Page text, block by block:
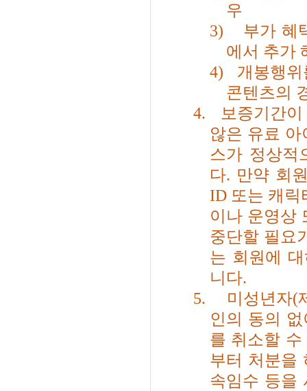
우
3)
부가 혜
에서 추가
4)
개봉행
콘텐츠의
4.
보증기간이
않은 유료 아
스가 정상적
다. 만약 회
ID 또는 캐
이나 운영상
중단할 필요
는 회원에
니다.
5.
미성년자(
인의 동의
를 취소할 수
부터 처분을
속임수 등을